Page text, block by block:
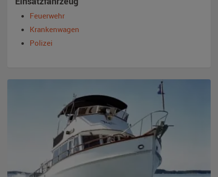
Feuerwehr
Krankenwagen
Polizei